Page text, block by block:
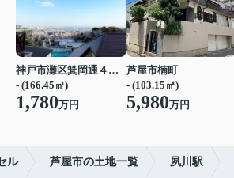
神戸市灘区箕岡通４丁目
- (166.45㎡)
1,780万円
芦屋市楠町
- (103.15㎡)
5,980万円
ル 芦屋市の土地一覧 夙川駅